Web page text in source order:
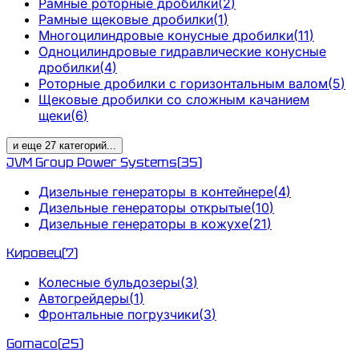
Рамные роторные дробилки(2)
Рамные щековые дробилки(1)
Многоцилиндровые конусные дробилки(11)
Одноцилиндровые гидравлические конусные
дробилки(4)
Роторные дробилки с горизонтальным валом(5)
Щековые дробилки со сложным качанием
щеки(6)
и еще 27 категорий...
JVM Group Power Systems(35)
Дизельные генераторы в контейнере(4)
Дизельные генераторы открытые(10)
Дизельные генераторы в кожухе(21)
Кировец(7)
Колесные бульдозеры(3)
Автогрейдеры(1)
Фронтальные погрузчики(3)
Gomaco(25)